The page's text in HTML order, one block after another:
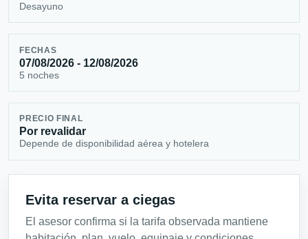
Desayuno
FECHAS
07/08/2026 - 12/08/2026
5 noches
PRECIO FINAL
Por revalidar
Depende de disponibilidad aérea y hotelera
Evita reservar a ciegas
El asesor confirma si la tarifa observada mantiene